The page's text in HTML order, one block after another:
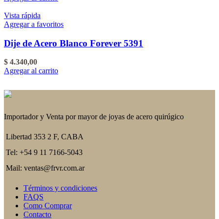
Vista rápida
Agregar a favoritos
Dije de Acero Blanco Forever 5391
$ 4.340,00
Agregar al carrito
Importador y Venta por mayor de joyas de acero quirúgico
Libertad 353 2 F, CABA
Tel: +54 9 11 7166-5043
Mail: ventas@frvr.com.ar
Términos y condiciones
FAQS
Como Comprar
Contacto